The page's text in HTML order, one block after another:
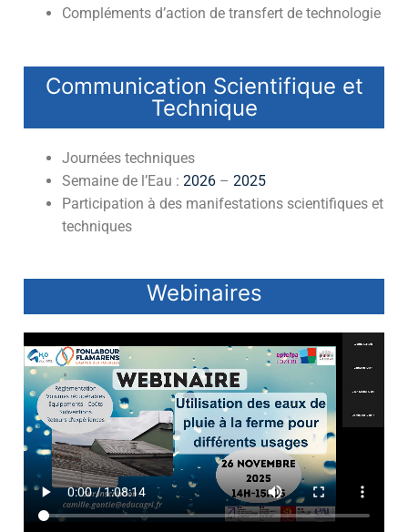
Compléments d’action de transfert de technologie
Communication Scientifique et
Technique
Journées techniques
Semaine de l’Eau : 2026– 2025
Participation à des manifestations scientifiques et
techniques
Webinaires